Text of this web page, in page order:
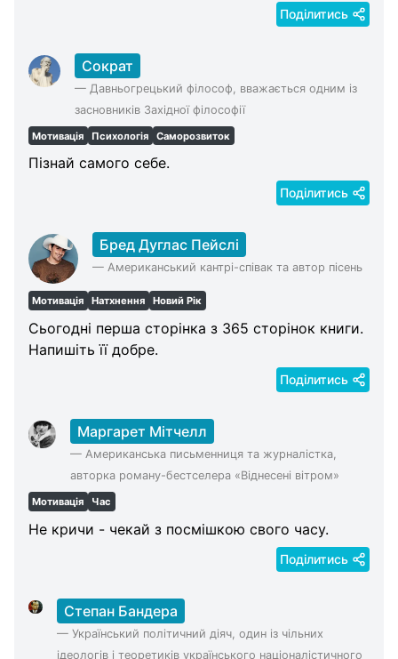
Поділитись
Сократ
— Давньогрецький філософ, вважається одним із
засновників Західної філософії
Мотивація Психологія Саморозвиток
Пізнай самого себе.
Поділитись
Бред Дуглас Пейслі
— Американський кантрі-співак та автор пісень
Мотивація Натхнення Новий Рік
Сьогодні перша сторінка з 365 сторінок книги.
Напишіть її добре.
Поділитись
Маргарет Мітчелл
— Американська письменниця та журналістка,
авторка роману-бестселера «Віднесені вітром»
Мотивація Час
Не кричи - чекай з посмішкою свого часу.
Поділитись
Степан Бандера
— Український політичний діяч, один із чільних
ідеологів і теоретиків українського націоналістичного